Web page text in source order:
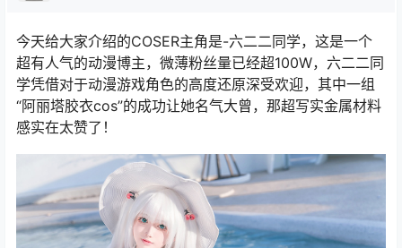
今天给大家介绍的COSER主角是-六二二同学，这是一个
超有人气的动漫博主，微薄粉丝量已经超100W，六二二同
学凭借对于动漫游戏角色的高度还原深受欢迎，其中一组
“阿丽塔胶衣cos”的成功让她名气大曾，那超写实金属材料
感实在太赞了！